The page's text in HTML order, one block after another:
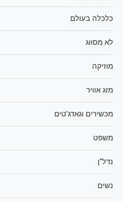
כלכלה בעולם
לא מסווג
מוזיקה
מזג אוויר
מכשירים וגאדג'טים
משפט
נדל"ן
נשים